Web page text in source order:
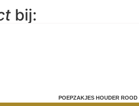
bij:
POEPZAKJES HOUDER ROOD